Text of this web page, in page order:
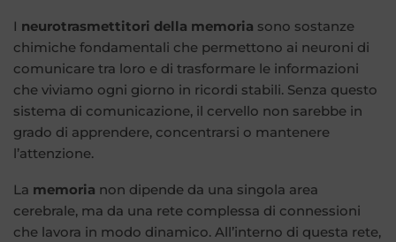
I neurotrasmettitori della memoria sono sostanze
chimiche fondamentali che permettono ai neuroni di
comunicare tra loro e di trasformare le informazioni
che viviamo ogni giorno in ricordi stabili. Senza questo
sistema di comunicazione, il cervello non sarebbe in
grado di apprendere, concentrarsi o mantenere
l’attenzione.
La memoria non dipende da una singola area
cerebrale, ma da una rete complessa di connessioni
che lavora in modo dinamico. All’interno di questa rete,